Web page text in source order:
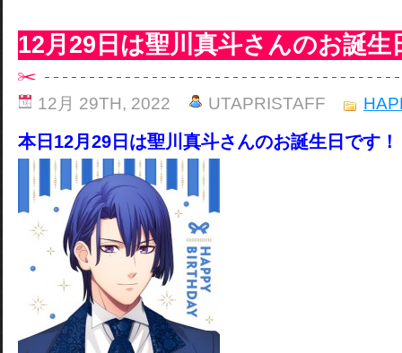
12月29日は聖川真斗さんのお誕生
12月 29TH, 2022 UTAPRISTAFF
本日12月29日は聖川真斗さんのお誕生日です！